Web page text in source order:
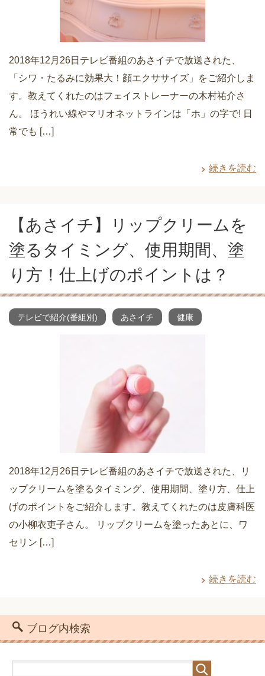
2018年12月26日テレビ番組のあさイチで放送された、
「シワ・たるみに効果大！顔エクササイズ」をご紹介しま
す。教えてくれたのはフェイストレーナーの木村祐介さ
ん。 ほうれい線やマリオネットラインは「ホ」の字で! 日
常でも […]
続きを読む
【あさイチ】リップクリームを
塗るタイミング、使用期間、塗
り方！仕上げのポイントは？
テレビで紹介(番組別) あさイチ 健康
2018年12月26日テレビ番組のあさイチで放送された、リ
ップクリームを塗るタイミング、使用期間、塗り方、仕上
げのポイントをご紹介します。教えてくれたのは皮膚科医
の小柳衣吏子さん。 リップクリームを塗ったあとに、ワ
セリン […]
続きを読む
ブログ内検索